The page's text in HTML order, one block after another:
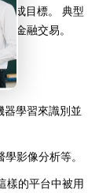
成目標。 典型
金融交易。
器學習來識別並
影像分析等。
樣的平台中被用